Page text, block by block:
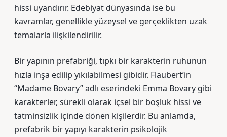
hissi uyandırır. Edebiyat dünyasında ise bu
kavramlar, genellikle yüzeysel ve gerçeklikten uzak
temalarla ilişkilendirilir.
Bir yapının prefabriği, tıpkı bir karakterin ruhunun
hızla inşa edilip yıkılabilmesi gibidir. Flaubert’in
“Madame Bovary” adlı eserindeki Emma Bovary gibi
karakterler, sürekli olarak içsel bir boşluk hissi ve
tatminsizlik içinde dönen kişilerdir. Bu anlamda,
prefabrik bir yapıyı karakterin psikolojik